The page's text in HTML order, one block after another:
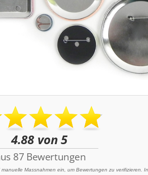
Massnahmen ein, um Bewertungen zu verifizieren.